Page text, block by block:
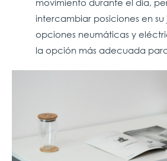
movimiento durante el día,
intercambiar posiciones en su
opciones neumáticas y
la opción más adecuada